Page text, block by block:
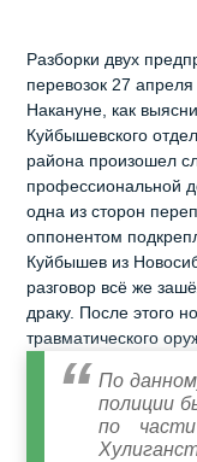
Разборки двух
перевозок 27
Накануне, как
Куйбышевского
района произошел
профессиональной
одна из сторон
оппонентом
Куйбышев из
разговор всё же
драку. После этого
травматического
По
полиции
по